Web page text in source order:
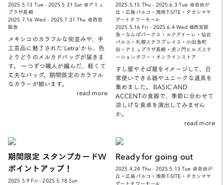
2025.5.13 Tue - 2025.5.31 Sat ＠アミュ
プラザ長崎
2025.7.16 Wed - 2025.7.31 Thu ＠西宮
阪急
メキシコのカラフルな街並みや、手
工芸品に魅了された'Letra'から、色
とりどりのメルカドバッグが届きま
す。 一つずつ職人が編んだ、軽くて
丈夫なバッグ。期間限定のカラフル
なカラーが揃います。
read more
2025.5.15 Thu - 2025.6.3 Tue ＠自由が
丘・広島パルコ・湘南T-SITE・タカシマヤ
ゲートタワーモール
2025.5.16 Fri - 2025.6.4 Wed @西宮阪
急・なんばパークス・ルクアイーレ・仙台
パルコ・札幌ステラプレイス・小田急町
田・アミュプラザ長崎・虎ノ門ヒルズステ
ーションタワー・オンラインストア
すし屋やそば屋をイメージして、日
常使いできる器やユニークな道具を
集めました。 BASIC AND
ACCENTの食器で、季節に合わせて
涼しげな食卓を演出してみません
か。
read more
期間限定 スタンプカードW
ポイントアップ！
2025.5.9 Fri - 2025.5.18 Sun
Ready for going out
2025.4.24 Thu - 2025.5.13 Tue ＠自由が
丘・広島パルコ・湘南T-SITE・タカシマヤ
ゲートタワーモール